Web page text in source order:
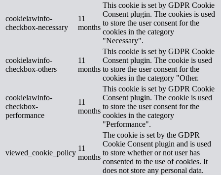
cookielawinfo-
checkbox-necessary
11
months
This cookie is set by GDPR Cookie
Consent plugin. The cookies is used
to store the user consent for the
cookies in the category
"Necessary".
cookielawinfo-
checkbox-others
11
months
This cookie is set by GDPR Cookie
Consent plugin. The cookie is used
to store the user consent for the
cookies in the category "Other.
cookielawinfo-
checkbox-
performance
11
months
This cookie is set by GDPR Cookie
Consent plugin. The cookie is used
to store the user consent for the
cookies in the category
"Performance".
viewed_cookie_policy
11
months
The cookie is set by the GDPR
Cookie Consent plugin and is used
to store whether or not user has
consented to the use of cookies. It
does not store any personal data.